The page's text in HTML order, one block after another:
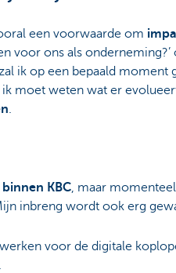
een voorwaarde om
voor ons als
ik op een bepaald
moet weten wat er
.
KBC, maar
inbreng wordt ook erg
voor de digitale